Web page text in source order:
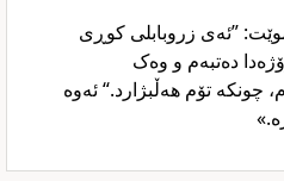
”ئەی زروبابلی کوڕی
دەتبەم و وەک
چونکە تۆم هەڵبژارد.“ ئەوە